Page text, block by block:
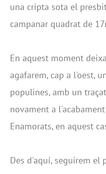
una cripta sota el
campanar quadrat de
En aquest moment
agafarem, cap a l'oest,
populines, amb un
novament a
Enamorats, en aquest
Des d'aquí, seguirem el